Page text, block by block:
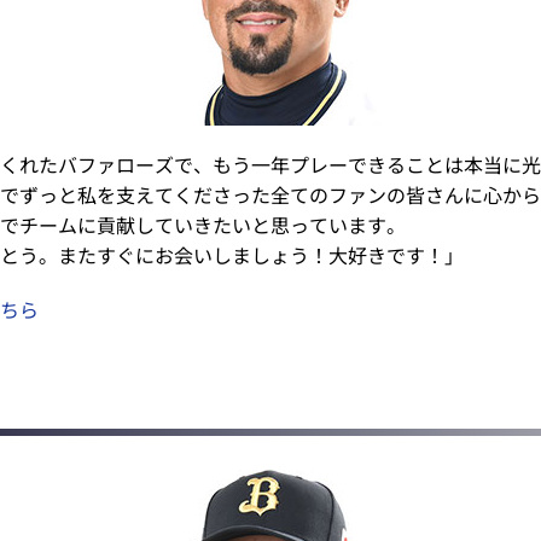
れたバファローズで、もう一年プレーできることは本当に
ずっと私を支えてくださった全てのファンの皆さんに心か
チームに貢献していきたいと思っています。
う。またすぐにお会いしましょう！大好きです！」
ら